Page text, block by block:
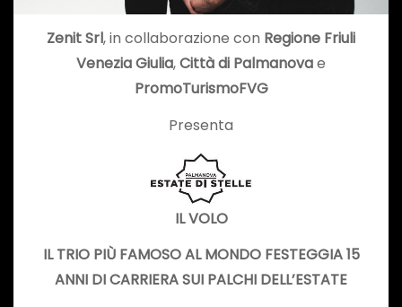
Zenit Srl, in collaborazione con Regione Friuli
Venezia Giulia,Città di Palmanovae
PromoTurismoFVG
Presenta
IL VOLO
IL TRIO PIÙ FAMOSO AL MONDO FESTEGGIA 15
ANNI DI CARRIERA SUI PALCHI DELL’ESTATE